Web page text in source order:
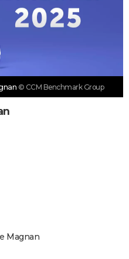
© CCM Benchmark Group
Magnan